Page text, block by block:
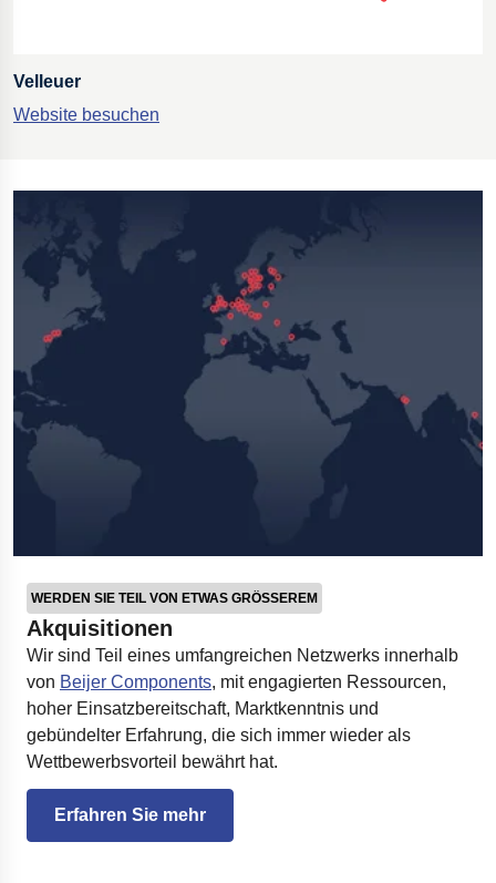
Velleuer
Website besuchen
WERDEN SIE TEIL VON ETWAS GRÖSSEREM
Akquisitionen
Wir sind Teil eines umfangreichen Netzwerks innerhalb
von Beijer Components, mit engagierten Ressourcen,
hoher Einsatzbereitschaft, Marktkenntnis und
gebündelter Erfahrung, die sich immer wieder als
Wettbewerbsvorteil bewährt hat.
Erfahren Sie mehr